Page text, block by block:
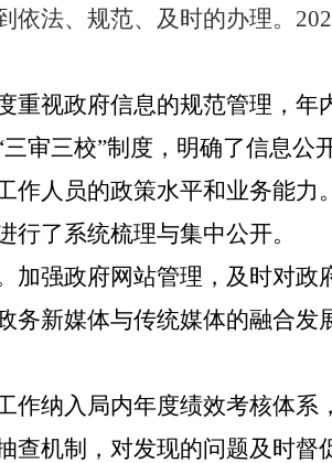
法、规范、及时的办理。
重视政府信息的规范管理，
审三校”制度，明确了信息
作人员的政策水平和业务能
了系统梳理与集中公开。
加强政府网站管理，及时对
务新媒体与传统媒体的融合
作纳入局内年度绩效考核体
查机制，对发现的问题及时